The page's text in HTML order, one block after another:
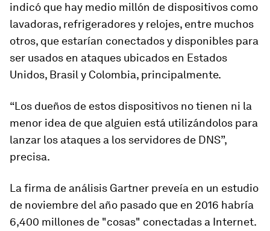
indicó que hay medio millón de dispositivos como
lavadoras, refrigeradores y relojes, entre muchos
otros, que estarían conectados y disponibles para
ser usados en ataques ubicados en Estados
Unidos, Brasil y Colombia, principalmente.
“Los dueños de estos dispositivos no tienen ni la
menor idea de que alguien está utilizándolos para
lanzar los ataques a los servidores de DNS”,
precisa.
La firma de análisis Gartner preveía en un estudio
de noviembre del año pasado que en 2016 habría
6,400 millones de "cosas" conectadas a Internet.